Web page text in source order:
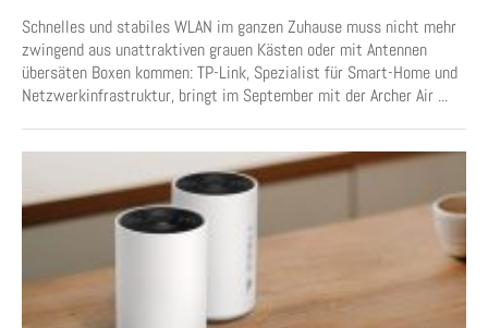
Schnelles und stabiles WLAN im ganzen Zuhause muss nicht mehr
zwingend aus unattraktiven grauen Kästen oder mit Antennen
übersäten Boxen kommen: TP-Link, Spezialist für Smart-Home und
Netzwerkinfrastruktur, bringt im September mit der Archer Air ...